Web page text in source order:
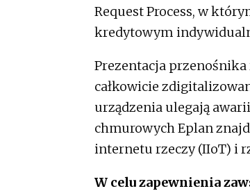
Request Process, w
kredytowym
Prezentacja
całkowicie
urządzenia ulegają
chmurowych Eplan
internetu rzeczy (IIoT) i
W celu zapewnienia